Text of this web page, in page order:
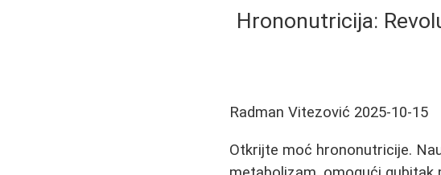
Hrononutricija:
Radman Vitezović 2025-10-15
Otkrijte moć hrononutricije.